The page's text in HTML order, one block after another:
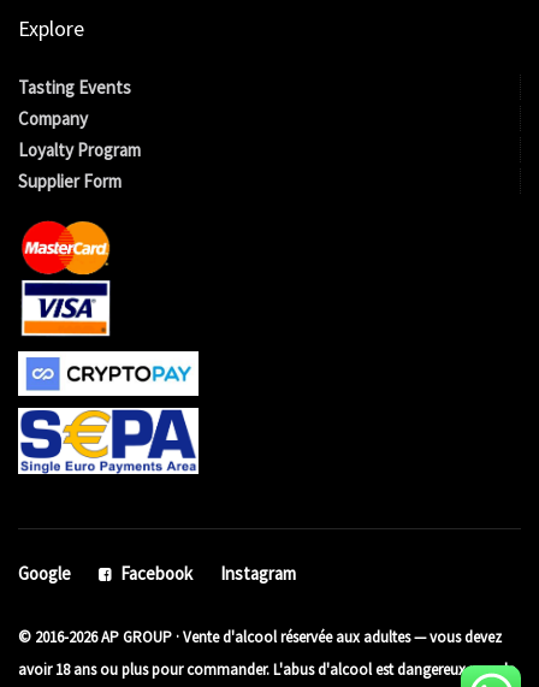
Explore
Tasting Events
Company
Loyalty Program
Supplier Form
Google Facebook Instagram
© 2016-2026 AP GROUP · Vente d'alcool réservée aux adultes — vous devez
avoir 18 ans ou plus pour commander. L'abus d'alcool est dangereux pour la